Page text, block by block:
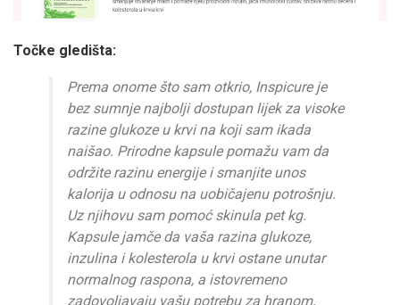
Točke gledišta:
Prema onome što sam otkrio, Inspicure je
bez sumnje najbolji dostupan lijek za visoke
razine glukoze u krvi na koji sam ikada
naišao. Prirodne kapsule pomažu vam da
održite razinu energije i smanjite unos
kalorija u odnosu na uobičajenu potrošnju.
Uz njihovu sam pomoć skinula pet kg.
Kapsule jamče da vaša razina glukoze,
inzulina i kolesterola u krvi ostane unutar
normalnog raspona, a istovremeno
zadovoljavaju vašu potrebu za hranom.